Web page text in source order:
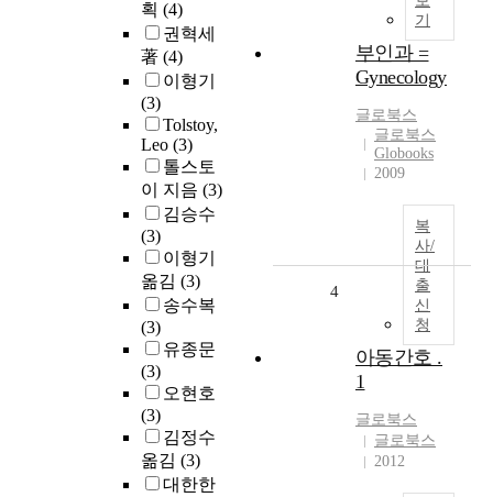
획 (4)
권혁세
著 (4)
이형기
(3)
Tolstoy,
Leo (3)
톨스토
이 지음 (3)
김승수
(3)
이형기
옮김 (3)
송수복
(3)
유종문
(3)
오현호
(3)
김정수
옮김 (3)
대한한
기
부인과 =
Gynecology
글로북스
글로북스
Globooks
2009
복
사/
대
출
신
청
4
아동간호 .
1
글로북스
글로북스
2012